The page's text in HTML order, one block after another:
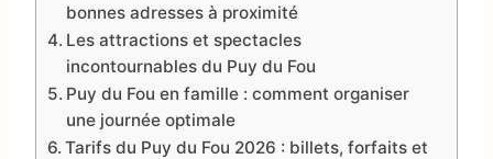
bonnes adresses à proximité
Les attractions et spectacles
incontournables du Puy du Fou
Puy du Fou en famille : comment organiser
une journée optimale
Tarifs du Puy du Fou 2026 : billets, forfaits et